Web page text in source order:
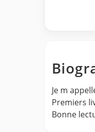
Je m
Premiers
Bonne